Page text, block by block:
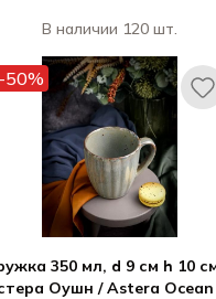
В наличии 120 шт.
-50%
350 мл, d 9 см h 10
Оушн / Astera Ocean